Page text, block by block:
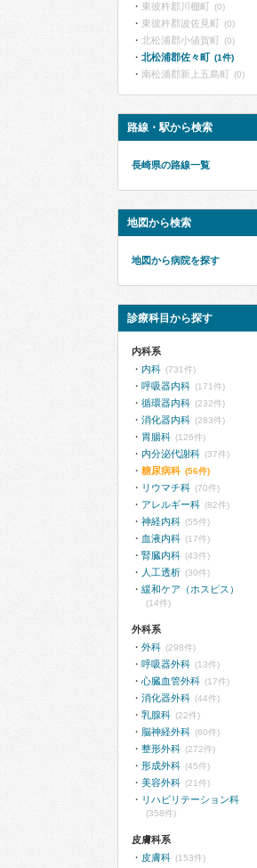
東彼杵郡川棚町 (0)
東彼杵郡波佐見町 (0)
北松浦郡小値賀町 (0)
北松浦郡佐々町 (1件)
南松浦郡新上五島町 (0)
路線・駅から検索
長崎県の路線一覧
地図から検索
地図から病院を探す
診療科目から探す
内科系
内科 (731件)
呼吸器内科 (171件)
循環器内科 (232件)
消化器内科 (283件)
胃腸科 (126件)
内分泌代謝科 (37件)
糖尿病科 (56件)
リウマチ科 (70件)
アレルギー科 (82件)
神経内科 (55件)
血液内科 (17件)
腎臓内科 (43件)
人工透析 (30件)
緩和ケア（ホスピス）
(14件)
外科系
外科 (298件)
呼吸器外科 (13件)
心臓血管外科 (17件)
消化器外科 (44件)
乳腺科 (22件)
脳神経外科 (60件)
整形外科 (272件)
形成外科 (45件)
美容外科 (21件)
リハビリテーション科
(358件)
皮膚科系
皮膚科 (153件)